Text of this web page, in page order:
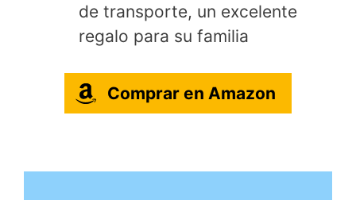
de transporte, un excelente
regalo para su familia
Comprar en Amazon